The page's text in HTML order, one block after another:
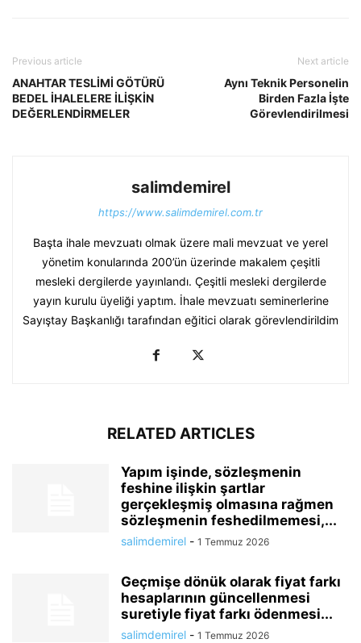
Previous article
ANAHTAR TESLİMİ GÖTÜRÜ
BEDEL İHALELERE İLİŞKİN
DEĞERLENDİRMELER
Next article
Aynı Teknik Personelin
Birden Fazla İşte
Görevlendirilmesi
salimdemirel
https://www.salimdemirel.com.tr
Başta ihale mevzuatı olmak üzere mali mevzuat ve yerel
yönetim konularında 200’ün üzerinde makalem çeşitli
mesleki dergilerde yayınlandı. Çeşitli mesleki dergilerde
yayın kurulu üyeliği yaptım. İhale mevzuatı seminerlerine
Sayıştay Başkanlığı tarafından eğitici olarak görevlendirildim
RELATED ARTICLES
Yapım işinde, sözleşmenin
feshine ilişkin şartlar
gerçekleşmiş olmasına rağmen
sözleşmenin feshedilmemesi,...
salimdemirel - 1 Temmuz 2026
Geçmişe dönük olarak fiyat farkı
hesaplarının güncellenmesi
suretiyle fiyat farkı ödenmesi...
salimdemirel - 1 Temmuz 2026